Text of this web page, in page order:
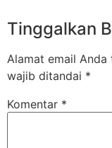
Tinggalkan
Alamat email
wajib ditandai *
Komentar *